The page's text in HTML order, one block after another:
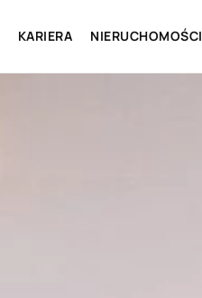
KARIERA NIERUCHOMOŚCI